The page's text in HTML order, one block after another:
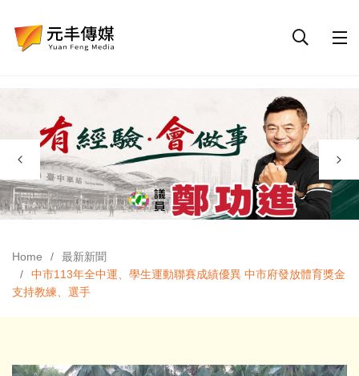
Home
最新新聞
中市113年全中運、學生運動聯賽成績優異 中市府發放體育獎金
支持教練、選手